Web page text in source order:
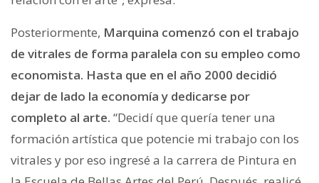
Posteriormente, Marquina comenzó con el trabajo
de vitrales de forma paralela con su empleo como
economista. Hasta que en el año 2000 decidió
dejar de lado la economía y dedicarse por
completo al arte. “Decidí que quería tener una
formación artística que potencie mi trabajo con los
vitrales y por eso ingresé a la carrera de Pintura en